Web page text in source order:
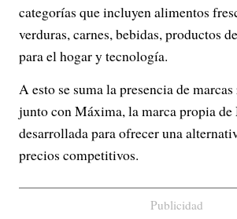
categorías que incluyen alimentos
verduras, carnes, bebidas, productos
para el hogar y tecnología.
A esto se suma la presencia de
junto con Máxima, la marca propia
desarrollada para ofrecer una
precios competitivos.
Publicidad